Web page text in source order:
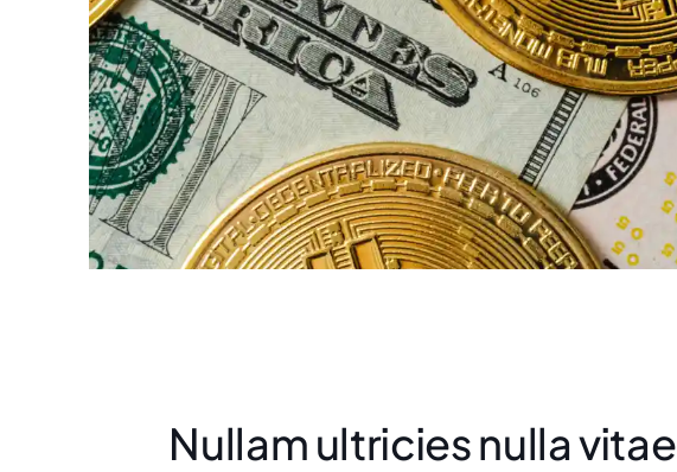
Nullam ultricies nulla vitae